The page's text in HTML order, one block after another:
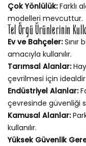
Çok Yönlülük:Farklı
modelleri mevcuttur.
Tel Örgü Ürünlerinin
Ev ve Bahçeler:Sınır
amacıyla kullanılır.
Tarımsal Alanlar:
çevrilmesi için idealdir.
Endüstriyel Alanlar:
çevresinde güvenliği
Kamusal Alanlar:
kullanılır.
Yüksek Güvenlik